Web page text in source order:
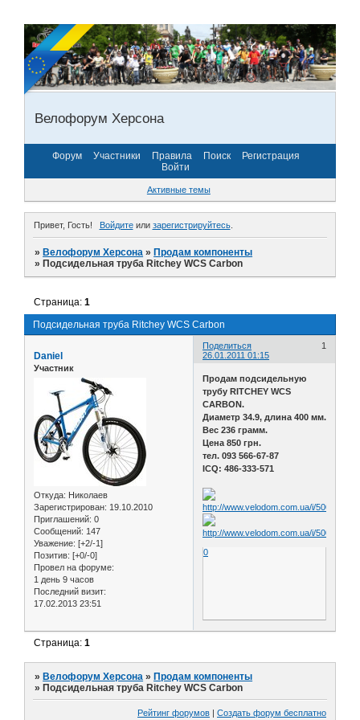
Велофорум Херсона
Форум Участники Правила Поиск
Регистрация
Войти
Активные темы
Привет, Гость! Войдитеили зарегистрируйтесь.
»Велофорум Херсона »Продам компоненты
»Подсидельная труба Ritchey WCS Carbon
Подсидельная труба Ritchey WCS Carbon
Страница:1
Поделиться
1
26.01.2011 01:15
Daniel
Участник
Откуда: Николаев
Зарегистрирован: 19.10.2010
Приглашений: 0
Сообщений: 147
Уважение: [+2/-1]
Позитив: [+0/-0]
Провел на форуме:
1 день 9 часов
Последний визит:
17.02.2013 23:51
Продам подсидельную
трубу RITCHEY WCS
CARBON.
Диаметр 34.9, длина 400 мм.
Вес 236 грамм.
Цена 850 грн.
тел. 093 566-67-87
ICQ: 486-333-571
0
Страница:1
»Велофорум Херсона »Продам компоненты
»Подсидельная труба Ritchey WCS Carbon
Рейтинг форумов Создать форум бесплатно